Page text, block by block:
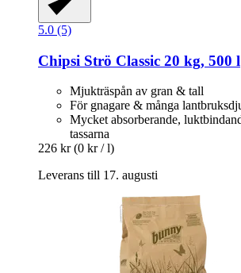
5.0 (5)
Chipsi Strö Classic 20 kg, 500 l
Mjukträspån av gran & tall
För gnagare & många
Mycket absorberande,
tassarna
226 kr (0 kr / l)
Leverans till 17. augusti